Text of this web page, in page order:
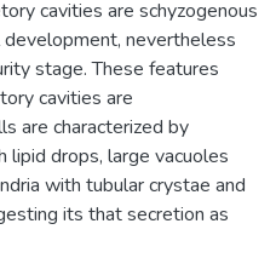
cavities are schyzogenous
development, nevertheless
stage. These features
cavities are
are characterized by
drops, large vacuoles
with tubular crystae and
its that secretion as